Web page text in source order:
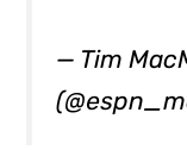
— Tim